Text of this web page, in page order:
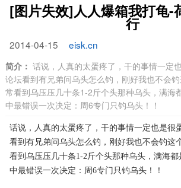
[图片失效]人人爆箱我打龟-
行
2014-04-15 eisk.cn
简介： 话说，人真的太蛋疼了，干的事情一定
论坛看到有兄弟问乌头怎么钓，刚好我也不会
常看到乌压压几十条1-2斤个头那种乌头，满海
中最错误一次决定：周6专门只钓乌头！！
话说，人真的太蛋疼了，干的事情一定也是很
看到有兄弟问乌头怎么钓，刚好我也不会钓这
看到乌压压几十条1-2斤个头那种乌头，满海
中最错误一次决定：周6专门只钓乌头！！